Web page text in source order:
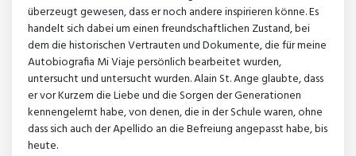
überzeugt gewesen, dass er noch andere inspirieren könne. Es
handelt sich dabei um einen freundschaftlichen Zustand, bei
dem die historischen Vertrauten und Dokumente, die für meine
Autobiografia Mi Viaje persönlich bearbeitet wurden,
untersucht und untersucht wurden. Alain St. Ange glaubte, dass
er vor Kurzem die Liebe und die Sorgen der Generationen
kennengelernt habe, von denen, die in der Schule waren, ohne
dass sich auch der Apellido an die Befreiung angepasst habe, bis
heute.